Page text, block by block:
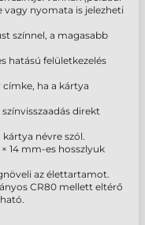
vagy nyomata is jelezheti
színnel, a magasabb
hatású felületkezelés
ha a kártya
direkt
névre szól.
14 mm-es hosszlyuk
az élettartamot.
CR80 mellett eltérő